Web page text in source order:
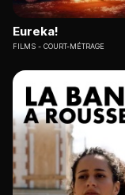
Eureka!
FILMS COURT-MÉTRAGE